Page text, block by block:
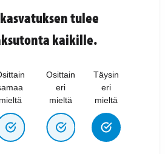
tulee
kaikille.
mieltä
Osittain
eri
mieltä
Täysin
eri
mieltä